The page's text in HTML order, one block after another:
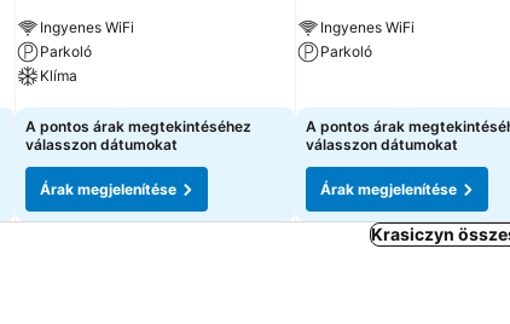
Ingyenes WiFi
Parkoló
Klíma
Árak megjelenítése
A pontos árak megtekintéséhez
válasszon dátumokat
Árak megjelenítése
Ingyenes WiFi
Parkoló
A pontos árak
válasszon dátumokat
Árak megjelenítése
Krasiczyn